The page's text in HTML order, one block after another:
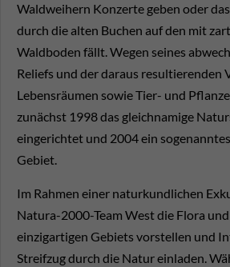
Waldweihern Konzerte geben oder
durch die alten Buchen auf den mit
Waldboden fällt. Wegen seines
Reliefs und der daraus resultierenden
Lebensräumen sowie Tier- und
zunächst 1998 das gleichnamige
eingerichtet und 2004 ein
Gebiet.
Im Rahmen einer naturkundlichen
Natura-2000-Team West die Flora und
einzigartigen Gebiets vorstellen und
Streifzug durch die Natur einladen.